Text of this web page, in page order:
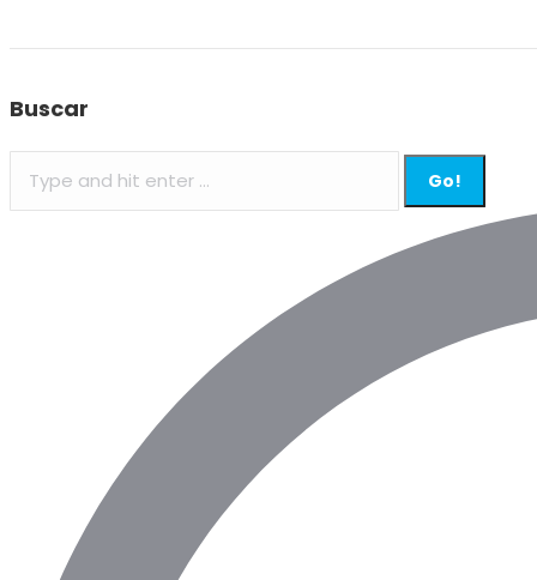
Buscar